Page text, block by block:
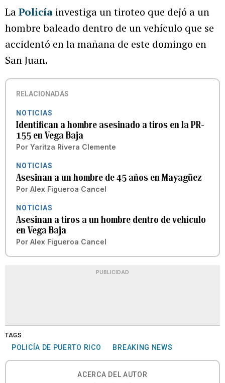
LaPolicía investiga un tiroteo que dejó a un
hombre baleado dentro de un vehículo que se
accidentó en la mañana de este domingo en
San Juan.
RELACIONADAS
NOTICIAS
Identifican a hombre asesinado a tiros en la PR-
155 en Vega Baja
Por Yaritza Rivera Clemente
NOTICIAS
Asesinan a un hombre de 45 años en Mayagüez
Por Alex Figueroa Cancel
NOTICIAS
Asesinan a tiros a un hombre dentro de vehículo
en Vega Baja
Por Alex Figueroa Cancel
PUBLICIDAD
TAGS
POLICÍA DE PUERTO RICO BREAKING NEWS
ACERCA DEL AUTOR